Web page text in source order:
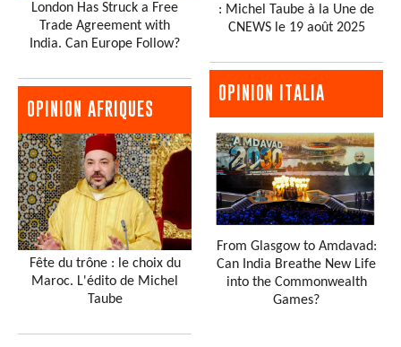
London Has Struck a Free
Trade Agreement with
India. Can Europe Follow?
OPINION AFRIQUES
Fête du trône : le choix du
Maroc. L'édito de Michel
Taube
: Michel Taube à la Une de
CNEWS le 19 août 2025
OPINION ITALIA
From Glasgow to Amdavad:
Can India Breathe New Life
into the Commonwealth
Games?